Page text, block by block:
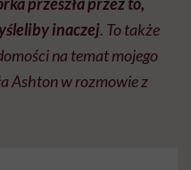
inaczej. To także
na temat mojego
Ashton w rozmowie z